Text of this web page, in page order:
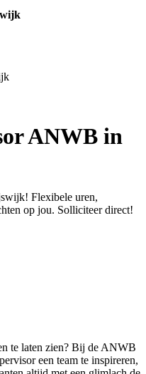
ANWB in
Flexibele uren,
op jou. Solliciteer direct!
te laten zien? Bij de ANWB
een team te inspireren,